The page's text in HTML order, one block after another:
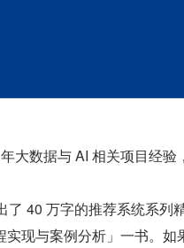
大数据与 AI 相关项目经验
了 40 万字的推荐系统系列
现与案例分析」一书。如